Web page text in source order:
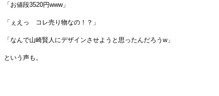
「お値段3520円www」
「ぇえっ コレ売り物なの！？」
「なんで山崎賢人にデザインさせようと思ったんだろうw」
という声も。